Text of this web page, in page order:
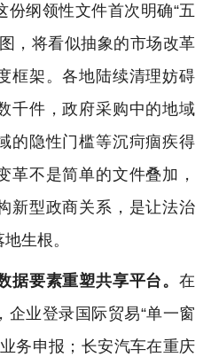
份纲领性文件首次明确“五
，将看似抽象的市场改革
框架。各地陆续清理妨碍
千件，政府采购中的地域
的隐性门槛等沉疴痼疾得
革不是简单的文件叠加，
新型政商关系，是让法治
生根。
据要素重塑共享平台。在
企业登录国际贸易“单一窗
务申报；长安汽车在重庆